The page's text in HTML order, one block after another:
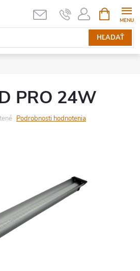
HĽADAŤ
KOŠÍK
PRO 24W
Podrobnosti hodnotenia